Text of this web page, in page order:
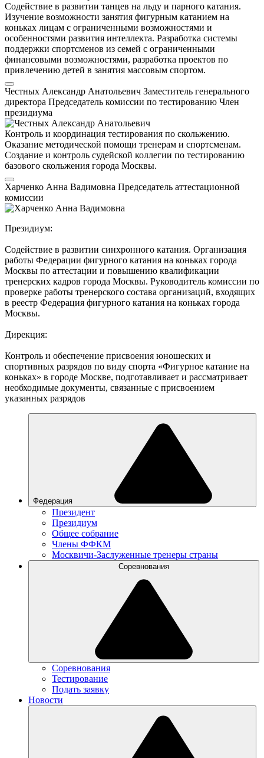
Содействие в развитии танцев на льду и парного катания.
Изучение возможности занятия фигурным катанием на
коньках лицам с ограниченными возможностями и
особенностями развития интеллекта. Разработка системы
поддержки спортсменов из семей с ограниченными
финансовыми возможностями, разработка проектов по
привлечению детей в занятия массовым спортом.
Честных Александр Анатольевич Заместитель генерального
директора Председатель комиссии по тестированию Член
президиума
Контроль и координация тестирования по скольжению.
Оказание методической помощи тренерам и спортсменам.
Создание и контроль судейской коллегии по тестированию
базового скольжения города Москвы.
Харченко Анна Вадимовна Председатель аттестационной
комиссии
Президиум:
Содействие в развитии синхронного катания. Организация
работы Федерации фигурного катания на коньках города
Москвы по аттестации и повышению квалификации
тренерских кадров города Москвы. Руководитель комиссии по
проверке работы тренерского состава организаций, входящих
в реестр Федерация фигурного катания на коньках города
Москвы.
Дирекция:
Контроль и обеспечение присвоения юношеских и
спортивных разрядов по виду спорта «Фигурное катание на
коньках» в городе Москве, подготавливает и рассматривает
необходимые документы, связанные с присвоением
указанных разрядов
Федерация
Президент
Президиум
Общее собрание
Члены ФФКМ
Москвичи-Заслуженные тренеры страны
Соревнования
Соревнования
Тестирование
Подать заявку
Новости